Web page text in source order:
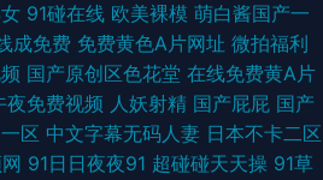
国产一区综合 欧美久久九九 在线观看91精品
情精品一区二区 日韩视频中文字幕 91爱爱情
精品一区二区 免费欧美大片aa 婷婷成人亚
91碰在线 欧美裸模 萌白酱国产一
成免费 免费黄色A片网址 微拍福利
国产原创区色花堂 在线免费黄A片
夜免费视频 人妖射精 国产屁屁 国产
区 中文字幕无码人妻 日本不卡二区
91日日夜夜91 超碰碰天天操 91草